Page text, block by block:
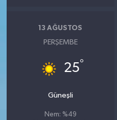
13 AĞUSTOS
PERŞEMBE
25°
Güneşli
Nem: %49